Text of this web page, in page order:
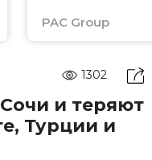
PAC Group
1302
и теряют
Турции и